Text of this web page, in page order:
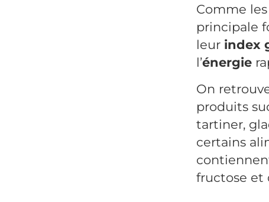
Comme
principale
leur index
l’énergie
On
produits
tartiner,
certains
fructose et